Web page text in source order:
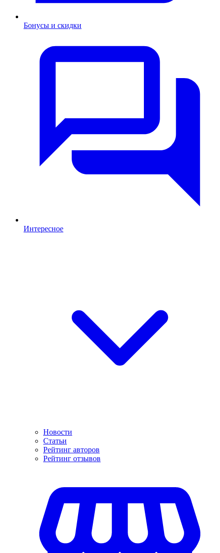
Бонусы и скидки
Интересное
Новости
Статьи
Рейтинг авторов
Рейтинг отзывов